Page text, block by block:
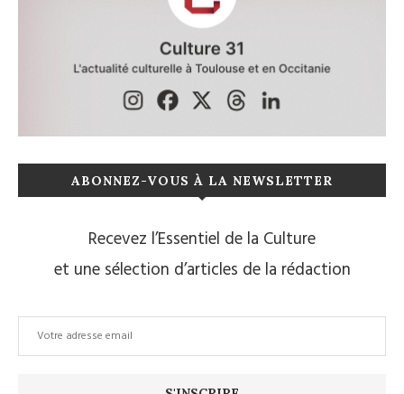
ABONNEZ-VOUS À LA NEWSLETTER
Recevez l’Essentiel de la Culture
et une sélection d’articles de la rédaction